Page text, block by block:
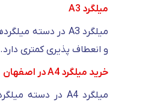
میلگرد A3
و انعطاف پذیری کمتری دارد.
خرید میلگرد A4 در اصفهان